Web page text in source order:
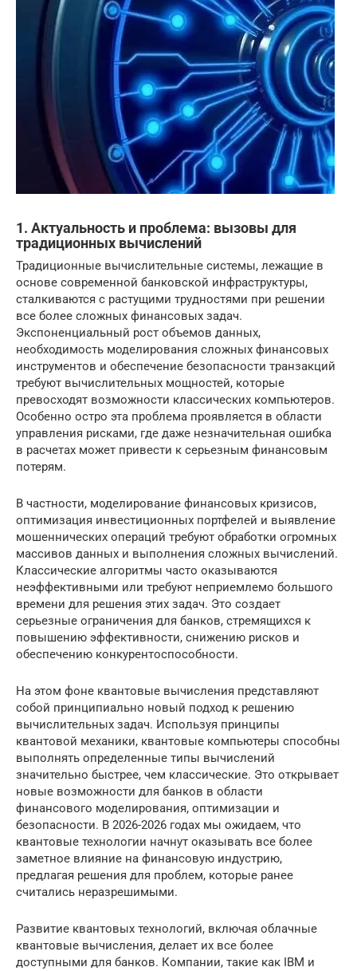
1. Актуальность и проблема: вызовы для
традиционных вычислений
Традиционные вычислительные системы, лежащие в
основе современной банковской инфраструктуры,
сталкиваются с растущими трудностями при решении
все более сложных финансовых задач.
Экспоненциальный рост объемов данных,
необходимость моделирования сложных финансовых
инструментов и обеспечение безопасности транзакций
требуют вычислительных мощностей, которые
превосходят возможности классических компьютеров.
Особенно остро эта проблема проявляется в области
управления рисками, где даже незначительная ошибка
в расчетах может привести к серьезным финансовым
потерям.
В частности, моделирование финансовых кризисов,
оптимизация инвестиционных портфелей и выявление
мошеннических операций требуют обработки огромных
массивов данных и выполнения сложных вычислений.
Классические алгоритмы часто оказываются
неэффективными или требуют неприемлемо большого
времени для решения этих задач. Это создает
серьезные ограничения для банков, стремящихся к
повышению эффективности, снижению рисков и
обеспечению конкурентоспособности.
На этом фоне квантовые вычисления представляют
собой принципиально новый подход к решению
вычислительных задач. Используя принципы
квантовой механики, квантовые компьютеры способны
выполнять определенные типы вычислений
значительно быстрее, чем классические. Это открывает
новые возможности для банков в области
финансового моделирования, оптимизации и
безопасности. В 2026-2026 годах мы ожидаем, что
квантовые технологии начнут оказывать все более
заметное влияние на финансовую индустрию,
предлагая решения для проблем, которые ранее
считались неразрешимыми.
Развитие квантовых технологий, включая облачные
квантовые вычисления, делает их все более
доступными для банков. Компании, такие как IBM и